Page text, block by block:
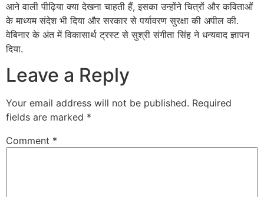
आने वाली पीढ़िया क्या देखना चाहती हैं, इसका उन्होंने चित्रों और कविताओं
के माध्यम संदेश ​भी दिया और सरकार से पर्यावरण सुरक्षा की अपील की.
वेबिनार के अंत में विकासार्थ ट्रस्ट से सुश्री संगीता सिंह ने धन्यवाद ज्ञापन
दिया.
Leave a Reply
Your email address will not be published. Required
fields are marked *
Comment *